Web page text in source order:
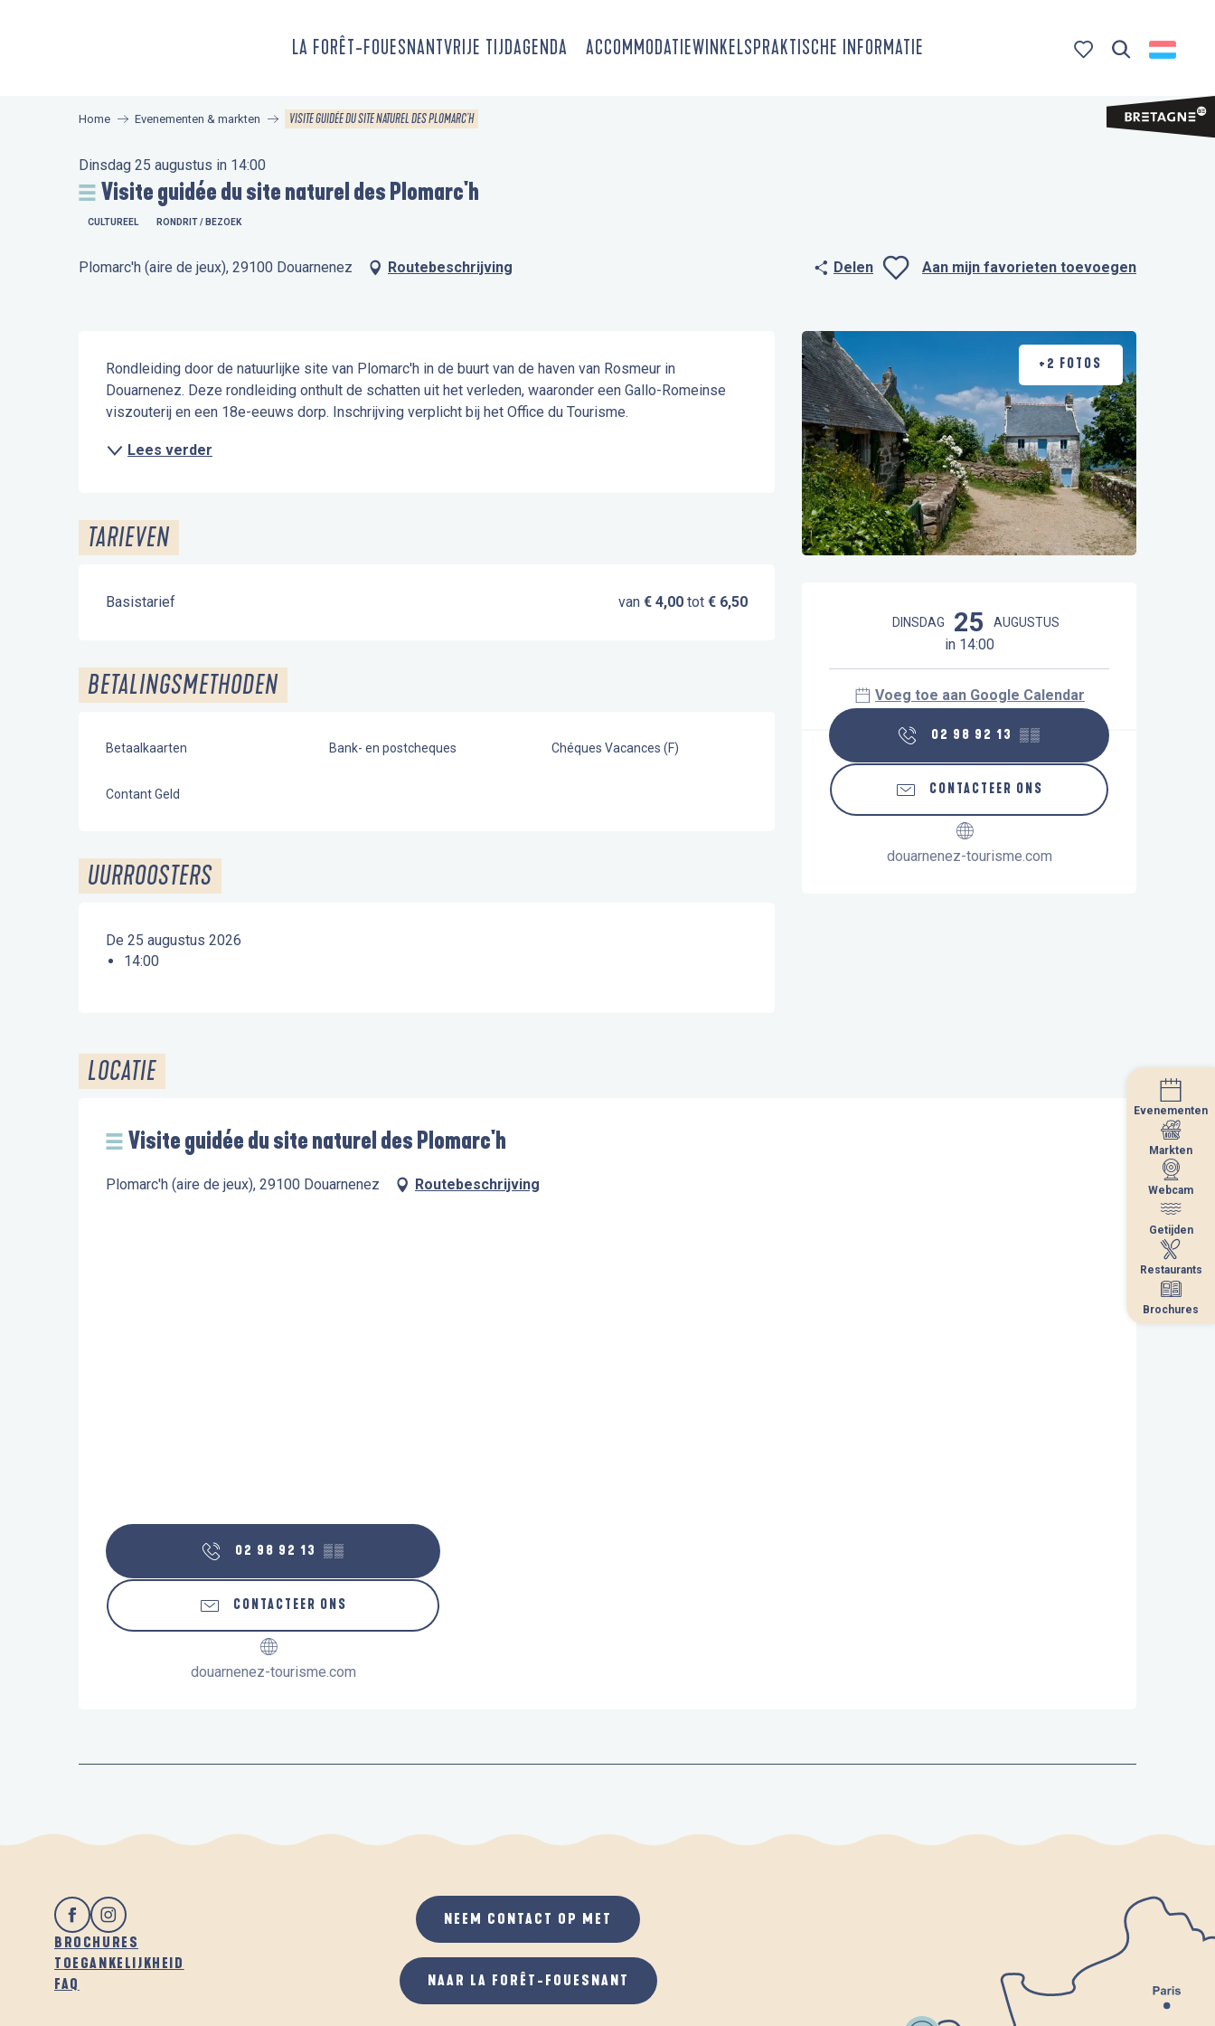
LA FORÊT-FOUESNANTVRIJE TIJDAGENDA ACCOMMODATIEWINKELSPRAKTISCHE INFORMATIE
Evenementen
Markten
Webcam
Getijden
Restaurants
Brochures
Home Evenementen & markten VISITE GUIDÉE DU SITE NATUREL DES PLOMARC'H
Dinsdag 25 augustus in 14:00
Visite guidée du site naturel des Plomarc'h
CULTUREEL RONDRIT / BEZOEK
Plomarc'h (aire de jeux), 29100 Douarnenez Routebeschrijving Delen Aan mijn favorieten toevoegen
+2 FOTOS
Openingstijden en
DINSDAG 25 AUGUSTUS
in 14:00
Voeg toe aan Google Calendar
02 98 92 13 ▒▒
CONTACTEER ONS
douarnenez-tourisme.com
Beschrijving
Rondleiding door de natuurlijke site van Plomarc'h in de buurt van de haven van Rosmeur in
Douarnenez. Deze rondleiding onthult de schatten uit het verleden, waaronder een Gallo-Romeinse
viszouterij en een 18e-eeuws dorp. Inschrijving verplicht bij het Office du Tourisme.
Lees verder
TARIEVEN
Basistarief van€ 4,00 tot€ 6,50
BETALINGSMETHODEN
Betaalkaarten Bank- en postcheques Chéques Vacances (F)
Contant Geld
UURROOSTERS
De 25 augustus 2026
14:00
LOCATIE
Visite guidée du site naturel des Plomarc'h
Plomarc'h (aire de jeux), 29100 Douarnenez Routebeschrijving
02 98 92 13 ▒▒
CONTACTEER ONS
douarnenez-tourisme.com
BROCHURES
TOEGANKELIJKHEID
FAQ
NEEM CONTACT OP MET
NAAR LA FORÊT-FOUESNANT